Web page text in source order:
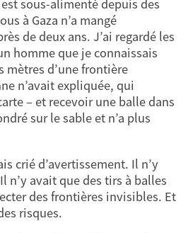
sous-alimenté depuis des
à Gaza n’a mangé
de deux ans. J’ai regardé les
homme que je connaissais
mètres d’une frontière
n’avait expliquée, qui
– et recevoir une balle dans
sur le sable et n’a plus
crié d’avertissement. Il n’y
n’y avait que des tirs à balles
des frontières invisibles. Et
risques.